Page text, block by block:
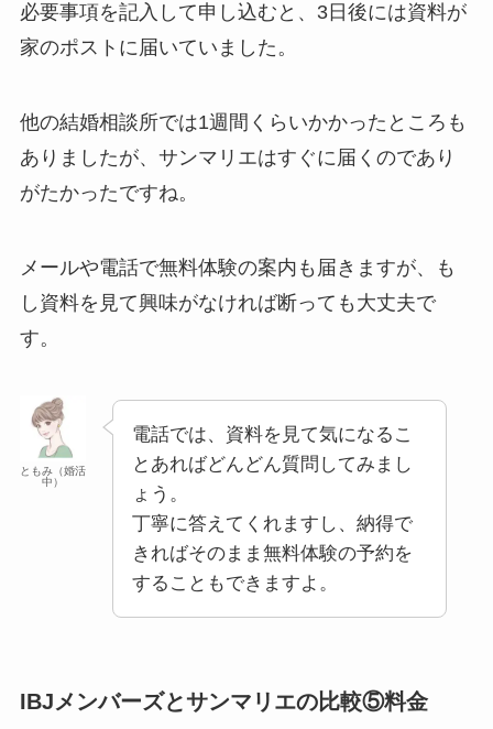
必要事項を記入して申し込むと、3日後には資料が
家のポストに届いていました。
他の結婚相談所では1週間くらいかかったところも
ありましたが、サンマリエはすぐに届くのであり
がたかったですね。
メールや電話で無料体験の案内も届きますが、も
し資料を見て興味がなければ断っても大丈夫で
す。
ともみ（婚活
中）
電話では、資料を見て気になるこ
とあればどんどん質問してみまし
ょう。
丁寧に答えてくれますし、納得で
きればそのまま無料体験の予約を
することもできますよ。
IBJメンバーズとサンマリエの比較⑤料金